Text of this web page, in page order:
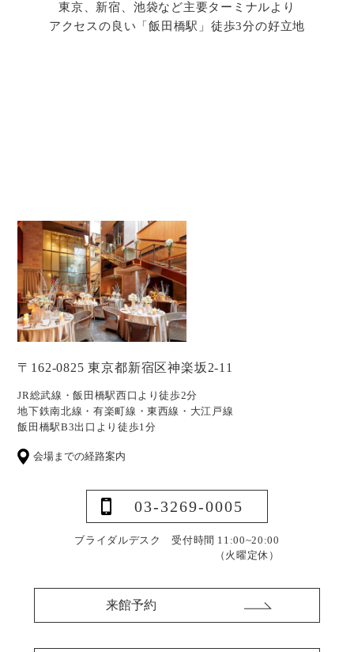
東京、新宿、池袋など主要ターミナルより
アクセスの良い「飯田橋駅」徒歩3分の好立地
〒162-0825 東京都新宿区神楽坂2-11
JR総武線・飯田橋駅西口より徒歩2分
地下鉄南北線・有楽町線・東西線・大江戸線
飯田橋駅B3出口より徒歩1分
会場までの経路案内
03-3269-0005
ブライダルデスク 受付時間 11:00~20:00
（火曜定休）
来館予約